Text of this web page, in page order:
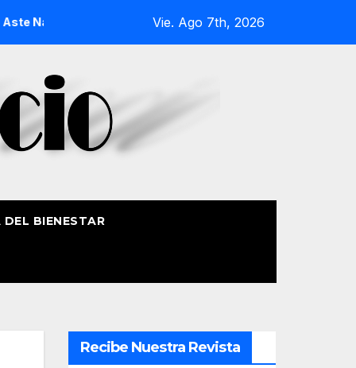
2026 La Procesión Náutica de la Amatxu de
Vie. Ago 7th, 2026
DEL BIENESTAR
Recibe Nuestra Revista